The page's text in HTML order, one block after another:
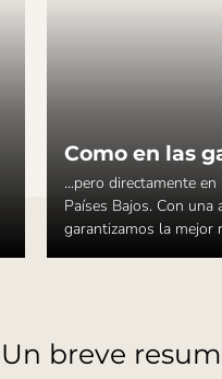
Como en las
...pero directamente
Países Bajos. Con
garantizamos la mejor
Un breve